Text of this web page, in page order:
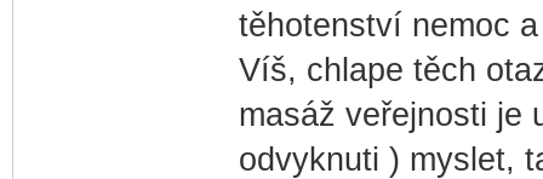
těhotenství nemoc
Víš, chlape těch
masáž veřejnosti je
odvyknuti ) myslet,